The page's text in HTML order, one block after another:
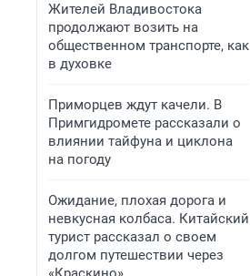
Жителей Владивостока
продолжают возить на
общественном транспорте, как
в духовке
Приморцев ждут качели. В
Примгидромете рассказали о
влиянии тайфуна и циклона
на погоду
Ожидание, плохая дорога и
невкусная колбаса. Китайский
турист рассказал о своем
долгом путешествии через